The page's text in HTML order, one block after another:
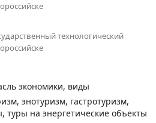
технологический
экономики, виды
энотуризм, гастротуризм,
на энергетические объекты